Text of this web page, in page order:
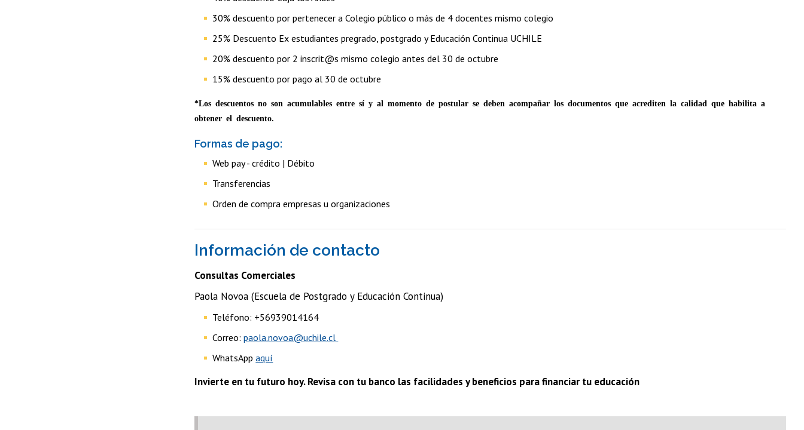
30% descuento por pertenecer a Colegio público o más de 4 docentes mismo colegio
25% Descuento Ex estudiantes pregrado, postgrado y Educación Continua UCHILE
20% descuento por 2 inscrit@s mismo colegio antes del 30 de octubre
15% descuento por pago al 30 de octubre
*Los descuentos no son acumulables entre sí y al momento de postular se deben acompañar los documentos que acrediten la calidad que habilita a
obtener el descuento.
Formas de pago:
Web pay - crédito | Débito
Transferencias
Orden de compra empresas u organizaciones
Información de contacto
Consultas Comerciales
Paola Novoa (Escuela de Postgrado y Educación Continua)​
Teléfono: +56939014164
Correo: ​paola.novoa@uchile.cl
WhatsAppaquí
Invierte en tu futuro hoy. Revisa con tu banco las facilidades y beneficios para financiar tu educación